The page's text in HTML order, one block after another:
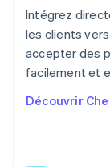
Intégrez
les clients
accepter des
facilement et
Découvrir
Nouvelle-
English
Pays-Bas
Nederlands
Pologne
Portugal